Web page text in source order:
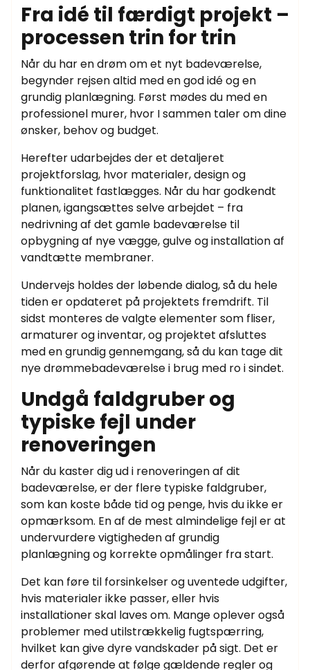
Fra idé til færdigt projekt –
processen trin for trin
Når du har en drøm om et nyt badeværelse,
begynder rejsen altid med en god idé og en
grundig planlægning. Først mødes du med en
professionel murer, hvor I sammen taler om dine
ønsker, behov og budget.
Herefter udarbejdes der et detaljeret
projektforslag, hvor materialer, design og
funktionalitet fastlægges. Når du har godkendt
planen, igangsættes selve arbejdet – fra
nedrivning af det gamle badeværelse til
opbygning af nye vægge, gulve og installation af
vandtætte membraner.
Undervejs holdes der løbende dialog, så du hele
tiden er opdateret på projektets fremdrift. Til
sidst monteres de valgte elementer som fliser,
armaturer og inventar, og projektet afsluttes
med en grundig gennemgang, så du kan tage dit
nye drømmebadeværelse i brug med ro i sindet.
Undgå faldgruber og
typiske fejl under
renoveringen
Når du kaster dig ud i renoveringen af dit
badeværelse, er der flere typiske faldgruber,
som kan koste både tid og penge, hvis du ikke er
opmærksom. En af de mest almindelige fejl er at
undervurdere vigtigheden af grundig
planlægning og korrekte opmålinger fra start.
Det kan føre til forsinkelser og uventede udgifter,
hvis materialer ikke passer, eller hvis
installationer skal laves om. Mange oplever også
problemer med utilstrækkelig fugtspærring,
hvilket kan give dyre vandskader på sigt. Det er
derfor afgørende at følge gældende regler og